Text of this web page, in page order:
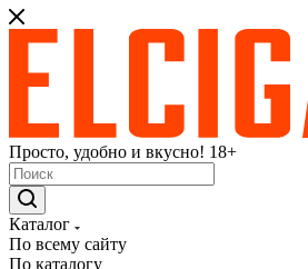
Просто, удобно и вкусно! 18+
Каталог
По всему сайту
По каталогу